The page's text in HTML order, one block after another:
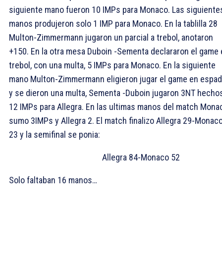
siguiente mano fueron 10 IMPs para Monaco. Las
manos produjeron solo 1 IMP para Monaco. En la tablilla 28
Multon-Zimmermann jugaron un parcial a trebol, anotaron
+150. En la otra mesa Duboin -Sementa declararon el game
trebol, con una multa, 5 IMPs para Monaco. En la siguiente
mano Multon-Zimmermann eligieron jugar el game en
y se dieron una multa, Sementa -Duboin jugaron 3NT
12 IMPs para Allegra. En las ultimas manos del match
sumo 3IMPs y Allegra 2. El match finalizo Allegra 29-
23 y la semifinal se ponia:
Allegra 84-Monaco 52
Solo faltaban 16 manos…